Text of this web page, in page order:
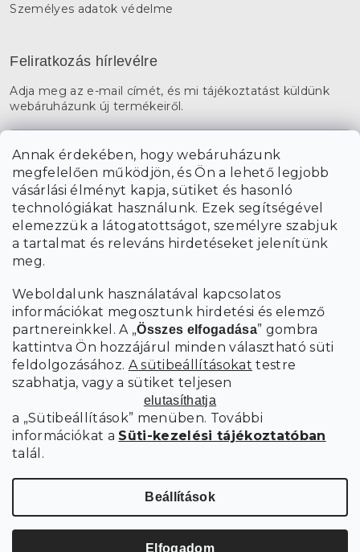
Annak érdekében, hogy webáruházunk
megfelelően működjön, és Ön a lehető legjobb
vásárlási élményt kapja, sütiket és hasonló
technológiákat használunk. Ezek segítségével
elemezzük a látogatottságot, személyre szabjuk
a tartalmat és releváns hirdetéseket jelenítünk
meg.
Weboldalunk használatával kapcsolatos
információkat megosztunk hirdetési és elemző
partnereinkkel. A „Összes elfogadása” gombra
kattintva Ön hozzájárul minden választható süti
feldolgozásához. A sütibeállításokat testre
szabhatja, vagy a sütiket teljesen
elutasíthatja
a „Sütibeállítások” menüben. További
információkat a Süti-kezelési tájékoztatóban
talál.
Beállítások
Elfogadom
Személyes adatok védelme
Feliratkozás hírlevélre
Adja meg az e-mail címét, és mi tájékoztatást küldünk
webáruházunk új termékeiről.
A hírlevelekre való feliratkozással egyetérteka személyes
adatok feldolgozásával.
FELIRATKOZÁS
Shoptet Premium készítette